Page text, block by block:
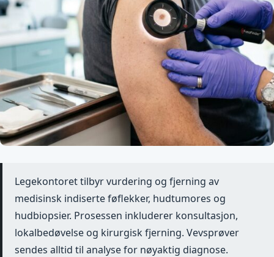
Legekontoret tilbyr vurdering og fjerning av
medisinsk indiserte føflekker, hudtumores og
hudbiopsier. Prosessen inkluderer konsultasjon,
lokalbedøvelse og kirurgisk fjerning. Vevsprøver
sendes alltid til analyse for nøyaktig diagnose.